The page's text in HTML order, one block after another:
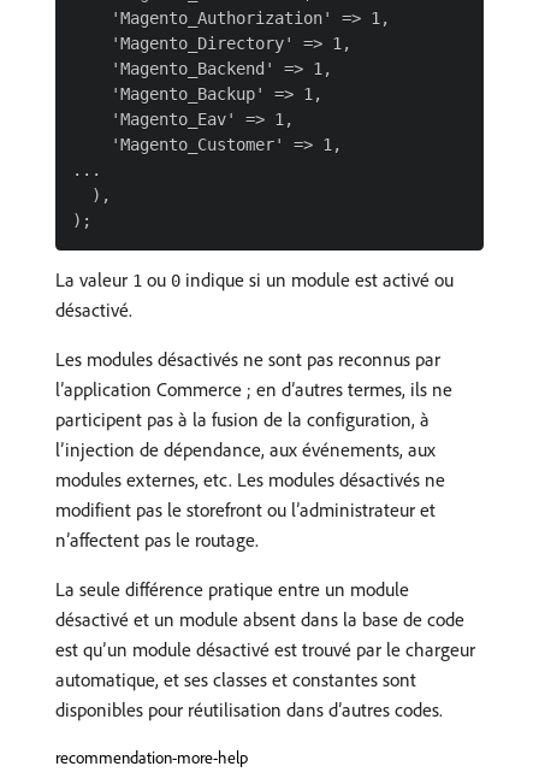
    'Magento_Authorization' => 1,
    'Magento_Directory' => 1,
    'Magento_Backend' => 1,
    'Magento_Backup' => 1,
    'Magento_Eav' => 1,
    'Magento_Customer' => 1,
...
  ),
La valeur 1 ou 0 indique si un module est activé ou
désactivé.
Les modules désactivés ne sont pas reconnus par
l’application Commerce ; en d’autres termes, ils ne
participent pas à la fusion de la configuration, à
l’injection de dépendance, aux événements, aux
modules externes, etc. Les modules désactivés ne
modifient pas le storefront ou l’administrateur et
n’affectent pas le routage.
La seule différence pratique entre un module
désactivé et un module absent dans la base de code
est qu’un module désactivé est trouvé par le chargeur
automatique, et ses classes et constantes sont
disponibles pour réutilisation dans d’autres codes.
recommendation-more-help